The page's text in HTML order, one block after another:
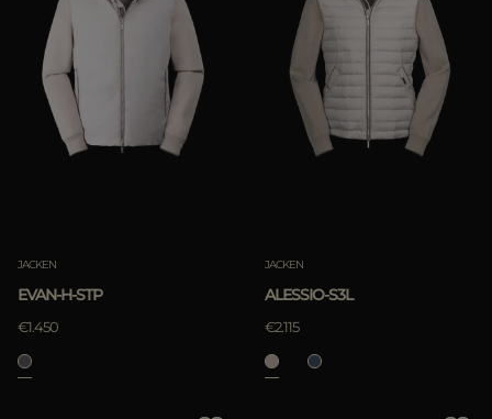
ANWENDEN
Bestseller
Most Popular
JACKEN
EVAN-H-STP
€1.450
JACKEN
ALESSIO-S3L
€2.115